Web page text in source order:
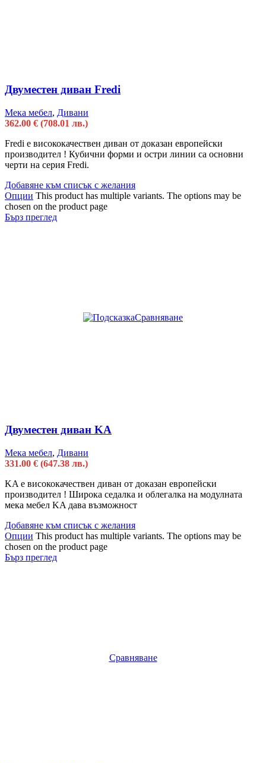
Двуместен диван Fredi
Мека мебел, Дивани
362.00 € (708.01 лв.)
Fredi e висококачествен диван от доказан европейски
производител ! Кубични форми и остри линии са основни
черти на серия Fredi.
Добавяне към списък с желания
Опции This product has multiple variants. The options may be
chosen on the product page
Бърз преглед
Сравняване
Двуместен диван KA
Мека мебел, Дивани
331.00 € (647.38 лв.)
KA e висококачествен диван от доказан европейски
производител ! Широка седалка и облегалка на модулната
мека мебел KA дава възможност
Добавяне към списък с желания
Опции This product has multiple variants. The options may be
chosen on the product page
Бърз преглед
Сравняване